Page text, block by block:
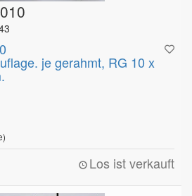
je gerahmt, RG 10 x
Los ist verkauft